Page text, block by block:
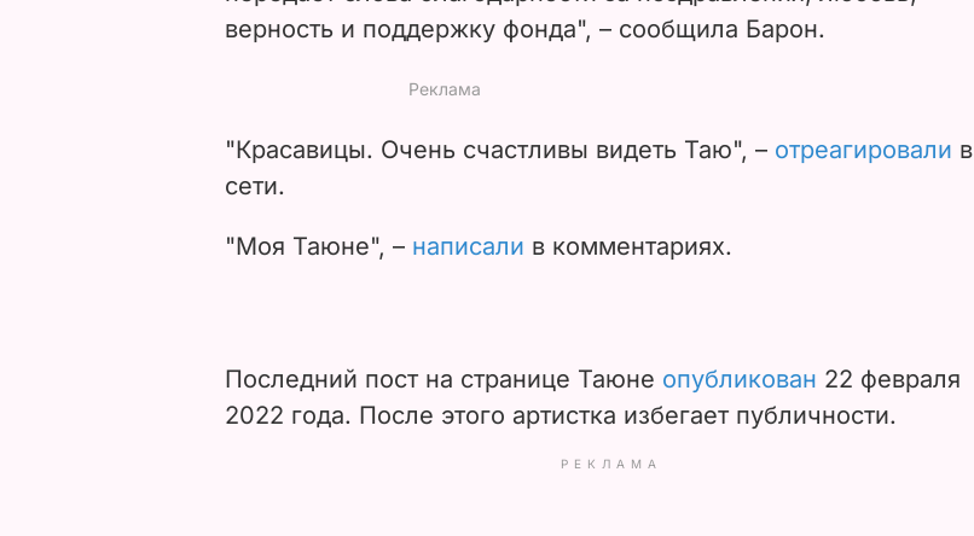
верность и поддержку фонда", – сообщила Барон.
"Красавицы. Очень счастливы видеть Таю", – отреагировали в
сети.
"Моя Таюне", – написали в комментариях.
Последний пост на странице Таюне опубликован 22 февраля
2022 года. После этого артистка избегает публичности.
РЕКЛАМА